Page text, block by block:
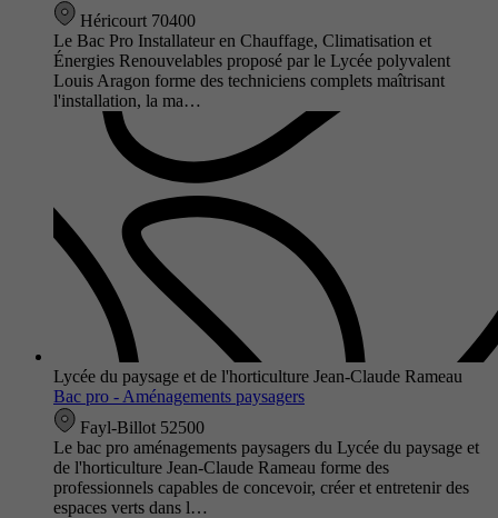
Héricourt 70400
Le Bac Pro Installateur en Chauffage, Climatisation et
Énergies Renouvelables proposé par le Lycée polyvalent
Louis Aragon forme des techniciens complets maîtrisant
l'installation, la ma…
Lycée du paysage et de l'horticulture Jean-Claude Rameau
Bac pro - Aménagements paysagers
Fayl-Billot 52500
Le bac pro aménagements paysagers du Lycée du paysage et
de l'horticulture Jean-Claude Rameau forme des
professionnels capables de concevoir, créer et entretenir des
espaces verts dans l…